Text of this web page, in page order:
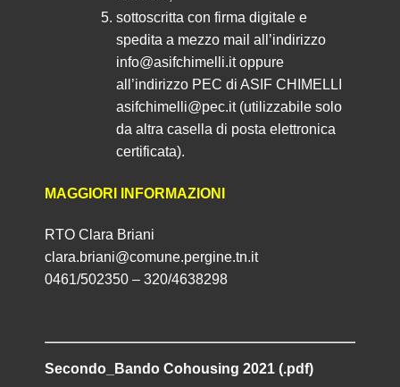
sottoscritta con firma digitale e
spedita a mezzo mail all’indirizzo
info@asifchimelli.it oppure
all’indirizzo PEC di ASIF CHIMELLI
asifchimelli@pec.it (utilizzabile solo
da altra casella di posta elettronica
certificata).
MAGGIORI INFORMAZIONI
RTO Clara Briani
clara.briani@comune.pergine.tn.it
0461/502350 – 320/4638298
Secondo_Bando Cohousing 2021 (.pdf)